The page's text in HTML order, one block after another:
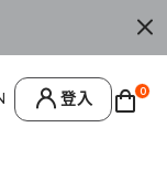
香 港 / 澳 門 訂 單 滿
登入 0